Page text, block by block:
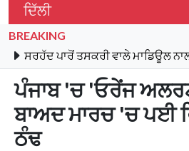
ਦਿੱਲੀ
BREAKING
ਪਾਰੋਂ ਤਸਕਰੀ ਵਾਲੇ ਮਾਡਿਊਲ ਨਾਲ
ਪੰਜਾਬ 'ਚ 'ਓਰੇਂਜ
ਬਾਅਦ ਮਾਰਚ 'ਚ ਪਈ
ਠੰਢ